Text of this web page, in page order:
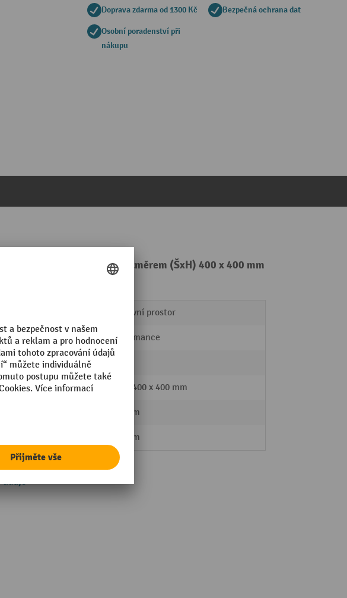
Doprava zdarma od 1300 Kč Bezpečná ochrana dat
Osobní poradenství při
nákupu
600 mm, na sloupy s rozměrem (ŠxH) 400 x 400 mm
Venkovní prostor
Performance
rozměry sloupů (ŠxH) 400 x 400 mm
400 mm
400 mm
údaje